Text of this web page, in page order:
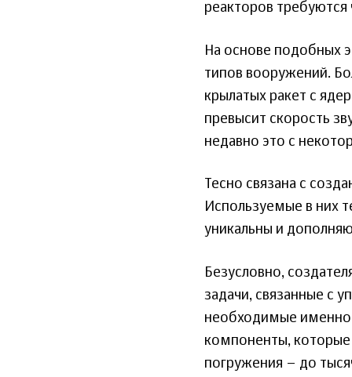
реакторов требуются
На основе подобных
типов вооружений.
крылатых ракет с
превысит скорость
недавно это с
Тесно связана с
Используемые в них
уникальны и
Безусловно,
задачи, связанные с
необходимые именно
компоненты,
погружения – до